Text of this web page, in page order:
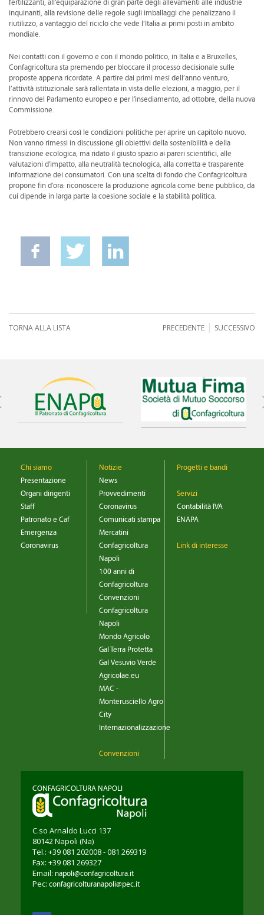
fertilizzanti, all’equiparazione di gran parte degli allevamenti alle industrie
inquinanti, alla revisione delle regole sugli imballaggi che penalizzano il
riutilizzo, a vantaggio del riciclo che vede l’Italia ai primi posti in ambito
mondiale.
Nei contatti con il governo e con il mondo politico, in Italia e a Bruxelles,
Confagricoltura sta premendo per bloccare il processo decisionale sulle
proposte appena ricordate. A partire dai primi mesi dell’anno venturo,
l’attività istituzionale sarà rallentata in vista delle elezioni, a maggio, per il
rinnovo del Parlamento europeo e per l’insediamento, ad ottobre, della nuova
Commissione.
Potrebbero crearsi così le condizioni politiche per aprire un capitolo nuovo.
Non vanno rimessi in discussione gli obiettivi della sostenibilità e della
transizione ecologica, ma ridato il giusto spazio ai pareri scientifici, alle
valutazioni d’impatto, alla neutralità tecnologica, alla corretta e trasparente
informazione dei consumatori. Con una scelta di fondo che Confagricoltura
propone fin d’ora: riconoscere la produzione agricola come bene pubblico, da
cui dipende in larga parte la coesione sociale e la stabilità politica.
TORNA ALLA LISTA PRECEDENTE | SUCCESSIVO
Chi siamo
Presentazione
Organi dirigenti
Staff
Patronato e Caf
Emergenza
Coronavirus
Notizie
News
Provvedimenti
Coronavirus
Comunicati stampa
Mercatini
Confagricoltura
Napoli
100 anni di
Confagricoltura
Convenzioni
Confagricoltura
Napoli
Mondo Agricolo
Gal Terra Protetta
Gal Vesuvio Verde
Agricolae.eu
MAC -
Monterusciello Agro
City
Internazionalizzazione
Convenzioni
Progetti e bandi
Servizi
Contabilità IVA
ENAPA
Link di interesse
CONFAGRICOLTURA NAPOLI
C.so Arnaldo Lucci 137
80142 Napoli (Na)
Tel.: +39 081 202008 - 081 269319
Fax: +39 081 269327
Email: napoli@confagricoltura.it
Pec: confagricolturanapoli@pec.it